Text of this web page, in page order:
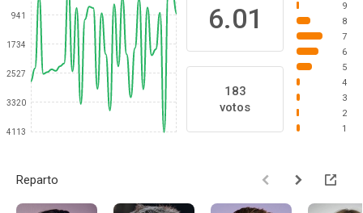
941
1734
2527
3320
4113
6.01
183
votos
9
8
7
6
5
4
3
2
1
Reparto